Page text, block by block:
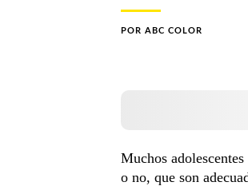
POR ABC COLOR
Muchos
o no, que son